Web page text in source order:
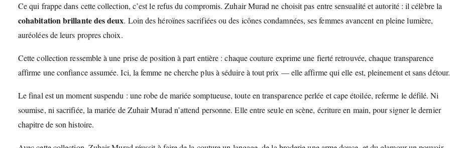
Ce qui frappe dans cette collection, c’est le refus du compromis. Zuhair Murad ne choisit pas entre sensualité et autorité : il célèbre la
cohabitation brillante des deux. Loin des héroïnes sacrifiées ou des icônes condamnées, ses femmes avancent en pleine lumière,
auréolées de leurs propres choix.
Cette collection ressemble à une prise de position à part entière : chaque couture exprime une fierté retrouvée, chaque transparence
affirme une confiance assumée. Ici, la femme ne cherche plus à séduire à tout prix — elle affirme qui elle est, pleinement et sans détour.
Le final est un moment suspendu : une robe de mariée somptueuse, toute en transparence perlée et cape étoilée, referme le défilé. Ni
soumise, ni sacrifiée, la mariée de Zuhair Murad n’attend personne. Elle entre seule en scène, écriture en main, pour signer le dernier
chapitre de son histoire.